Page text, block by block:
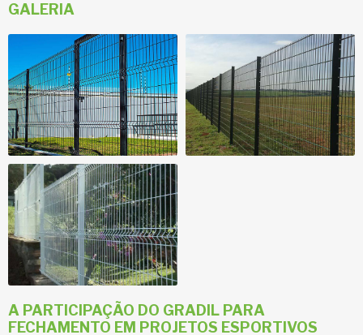
GALERIA
A PARTICIPAÇÃO DO GRADIL PARA
FECHAMENTO EM PROJETOS ESPORTIVOS